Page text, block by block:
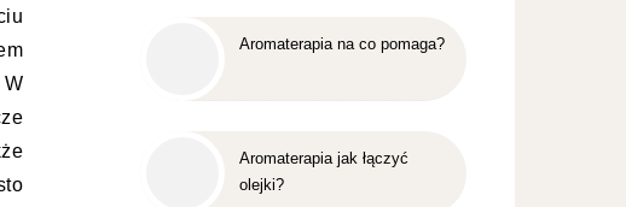
Aromaterapia na co pomaga?
Aromaterapia jak łączyć
olejki?